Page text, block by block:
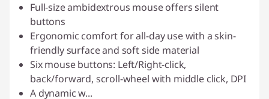
Full-size ambidextrous mouse offers silent
buttons
Ergonomic comfort for all-day use with a skin-
friendly surface and soft side material
Six mouse buttons: Left/Right-click,
back/forward, scroll-wheel with middle click, DPI
A dynamic w...